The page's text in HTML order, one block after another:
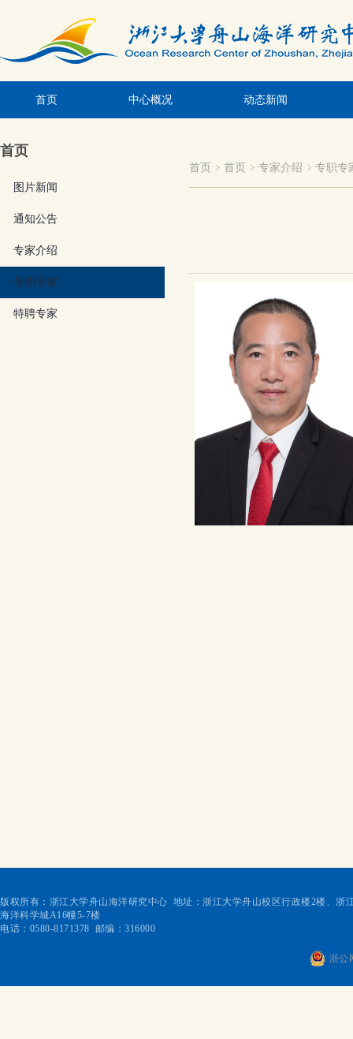
首页 中心概况 动态新闻
首页
图片新闻
通知公告
专家介绍
专职专家
特聘专家
首页 首页 专家介绍 专职专
版权所有：浙江大学舟山海洋研究中心 地址：浙江大学舟山校区行政楼2楼、浙
海洋科学城A16幢5-7楼
电话：0580-8171378 邮编：316000
浙公